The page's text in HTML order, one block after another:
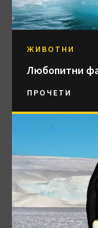
ЖИВОТНИ
Любопитни
ПРОЧЕТИ